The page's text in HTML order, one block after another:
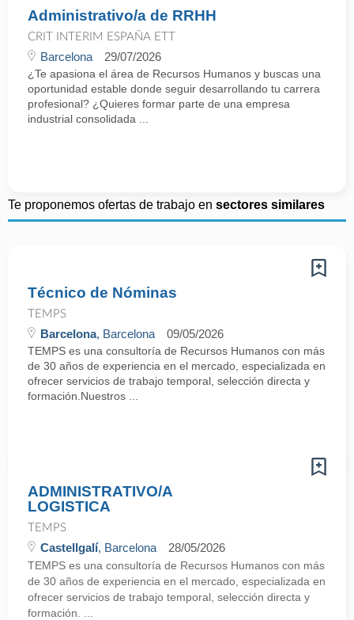
Administrativo/a de RRHH
CRIT INTERIM ESPAÑA ETT
Barcelona 29/07/2026
¿Te apasiona el área de Recursos Humanos y buscas una
oportunidad estable donde seguir desarrollando tu carrera
profesional? ¿Quieres formar parte de una empresa
industrial consolidada ...
Te proponemos ofertas de trabajo en sectores similares
Técnico de Nóminas
TEMPS
Barcelona, Barcelona 09/05/2026
TEMPS es una consultoría de Recursos Humanos con más
de 30 años de experiencia en el mercado, especializada en
ofrecer servicios de trabajo temporal, selección directa y
formación.Nuestros ...
ADMINISTRATIVO/A
LOGISTICA
TEMPS
Castellgalí, Barcelona 28/05/2026
TEMPS es una consultoría de Recursos Humanos con más
de 30 años de experiencia en el mercado, especializada en
ofrecer servicios de trabajo temporal, selección directa y
formación. ...